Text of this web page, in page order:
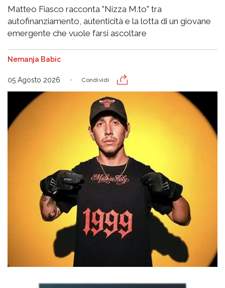
Matteo Fiasco racconta "Nizza M.to" tra
autofinanziamento, autenticità e la lotta di un giovane
emergente che vuole farsi ascoltare
Nemanja Babic
05 Agosto 2026 Condividi